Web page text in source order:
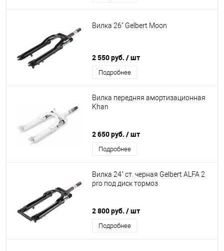
Вилка 26" Gelbert Moon
2 550 руб. / шт
Подробнее
Вилка передняя амортизационная
Khan
2 650 руб. / шт
Подробнее
Вилка 24" ст. черная Gelbert ALFA 2
pro под диск тормоз
2 800 руб. / шт
Подробнее